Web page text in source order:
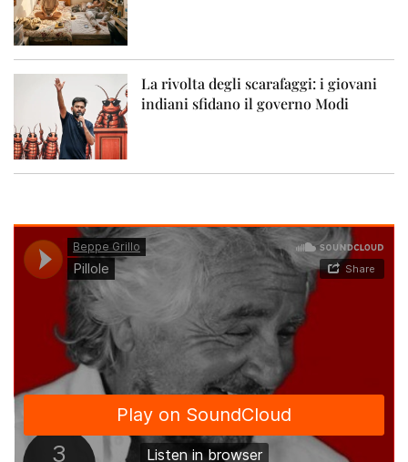
La rivolta degli scarafaggi: i giovani
indiani sfidano il governo Modi